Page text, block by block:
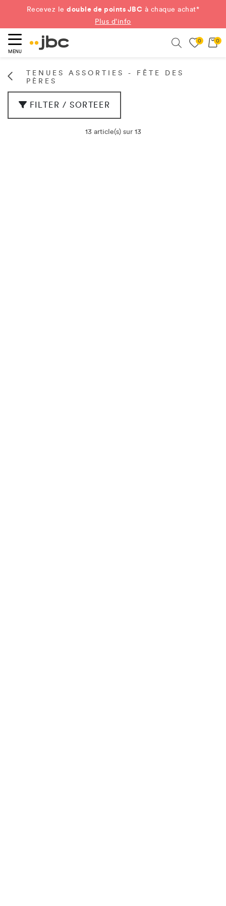
Recevez ledouble de points JBC à chaque achat*
Plus d'info
MENU
0 0
TENUES ASSORTIES - FÊTE DES
PÈRES
FILTER / SORTEER
13 article(s) sur 13